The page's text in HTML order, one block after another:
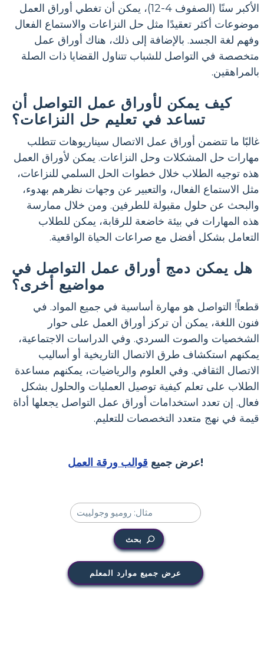
الأكبر سنًا (الصفوف 4-12)، يمكن أن تغطي أوراق العمل
موضوعات أكثر تعقيدًا مثل حل النزاعات والاستماع الفعال
وفهم لغة الجسد. بالإضافة إلى ذلك، هناك أوراق عمل
متخصصة في التواصل للشباب تتناول القضايا ذات الصلة
بالمراهقين.
كيف يمكن لأوراق عمل التواصل أن
تساعد في تعليم حل النزاعات؟
غالبًا ما تتضمن أوراق عمل الاتصال سيناريوهات تتطلب
مهارات حل المشكلات وحل النزاعات. يمكن لأوراق العمل
هذه توجيه الطلاب خلال خطوات الحل السلمي للنزاعات،
مثل الاستماع الفعال، والتعبير عن وجهات نظرهم بهدوء،
والبحث عن حلول مقبولة للطرفين. ومن خلال ممارسة
هذه المهارات في بيئة خاضعة للرقابة، يمكن للطلاب
التعامل بشكل أفضل مع صراعات الحياة الواقعية.
هل يمكن دمج أوراق عمل التواصل في
مواضيع أخرى؟
قطعاً! التواصل هو مهارة أساسية في جميع المواد. في
فنون اللغة، يمكن أن تركز أوراق العمل على حوار
الشخصيات والصوت السردي. وفي الدراسات الاجتماعية،
يمكنهم استكشاف طرق الاتصال التاريخية أو أساليب
الاتصال الثقافي. وفي العلوم والرياضيات، يمكنهم مساعدة
الطلاب على تعلم كيفية توصيل العمليات والحلول بشكل
فعال. إن تعدد استخدامات أوراق عمل التواصل يجعلها أداة
قيمة في نهج متعدد التخصصات للتعليم.
عرض جميع قوالب ورقة العمل !
بحث
عرض جميع موارد المعلم